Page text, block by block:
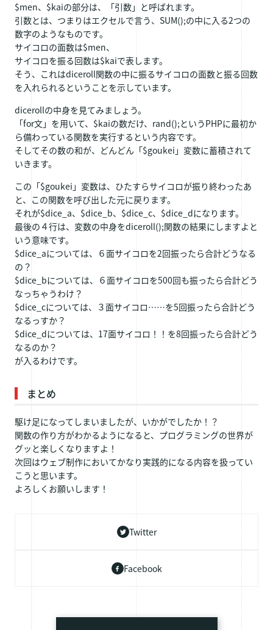
$men、$kaiの部分は、「引数」と呼ばれます。
引数とは、つまりはエクセルで言う、SUM();の中に入る2つの
数字のようなものです。
サイコロの面数は$men、
サイコロを振る回数は$kaiで表します。
そう、これはdiceroll関数の中に振るサイコロの面数と振る回数
を入れられるということを示しています。
dicerollの中身を見てみましょう。
「for文」を用いて、$kaiの数だけ、rand();というPHPに最初か
ら備わっている関数を実行するという内容です。
そしてその数の和が、どんどん「$goukei」変数に蓄積されて
いきます。
この「$goukei」変数は、ひたすらサイコロが振り終わったあ
と、この関数を呼び出した元に戻ります。
それが$dice_a、$dice_b、$dice_c、$dice_dになります。
最後の４行は、変数の中身をdiceroll();関数の結果にしますよと
いう意味です。
$dice_aについては、６面サイコロを2回振ったら合計どうなる
の？
$dice_bについては、６面サイコロを500回も振ったら合計どう
なっちゃうわけ？
$dice_cについては、３面サイコロ……を5回振ったら合計どう
なるっすか？
$dice_dについては、17面サイコロ！！を8回振ったら合計どう
なるのか？
が入るわけです。
まとめ
駆け足になってしまいましたが、いかがでしたか！？
関数の作り方がわかるようになると、プログラミングの世界が
グッと楽しくなりますよ！
次回はウェブ制作においてかなり実践的になる内容を扱ってい
こうと思います。
よろしくお願いします！
Twitter
Facebook